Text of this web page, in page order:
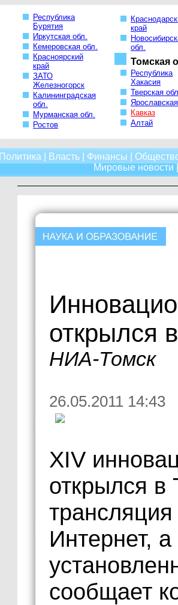
Республика
Бурятия
Иркутская обл.
Кемеровская обл.
Красноярский
край
ЗАТО
Железногорск
Калининградская
обл.
Мурманская обл.
Ростов
край
обл.
Томская
Республика
Хакасия
Тверская
Кавказ
Алтай
Политика Власть Финансы
Мировые новости
открылся
НИА-Томск
26.05.2011 14:43
XIV
открылся в
Интернет,
сообщает